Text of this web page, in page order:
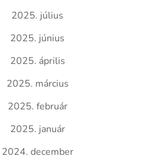
2025. július
2025. június
2025. április
2025. március
2025. február
2025. január
2024. december